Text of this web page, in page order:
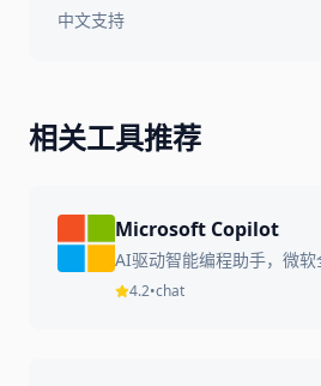
中文支持
相关工具推荐
Microsoft Copilot
AI驱动智能编程助手，微软
4.2•chat